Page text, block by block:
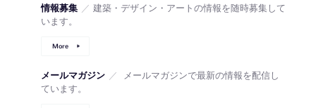
情報募集 ／ 建築・デザイン・アートの情報を随時募集して
います。
More
メールマガジン ／
メールマガジンで最新の情報を配信し
ています。